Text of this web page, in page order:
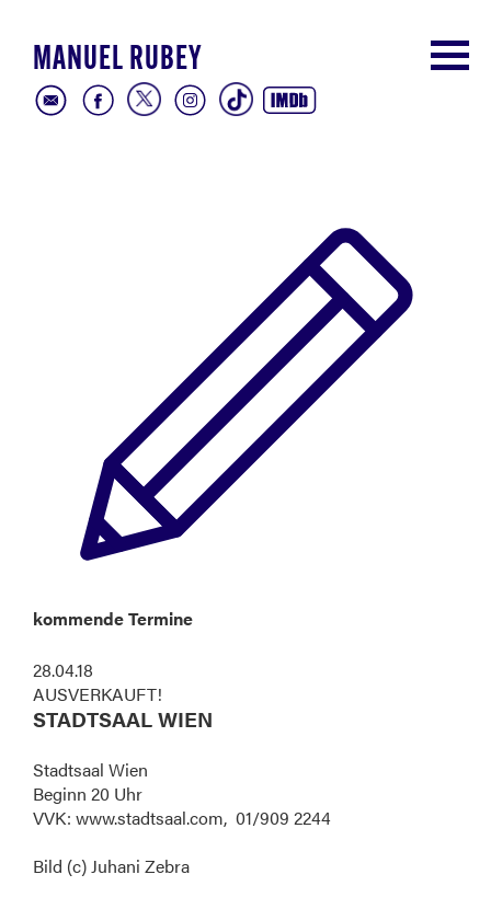
MANUEL RUBEY
kommende Termine
28.04.18
AUSVERKAUFT!
STADTSAAL WIEN
Stadtsaal Wien
Beginn 20 Uhr
VVK: www.stadtsaal.com, 01/909 2244
Bild (c) Juhani Zebra